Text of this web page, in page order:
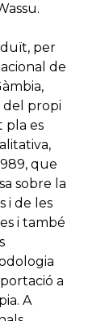
per
de
del propi
pla es
que
sobre la
i de les
i també
a
A